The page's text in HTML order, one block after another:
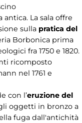
La sala offre
sulla pratica del
Borbonica prima
fra 1750 e 1820.
ricomposto
nel 1761 e
con l’eruzione del
oggetti in bronzo a
fuga dall'antichità